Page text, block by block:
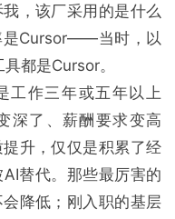
，该厂采用的是什么
是Cursor——当时，以
都是Cursor。
工作三年或五年以上
深了、薪酬要求变高
升，仅仅是积累了经
替代。那些最厉害的
降低；刚入职的基层